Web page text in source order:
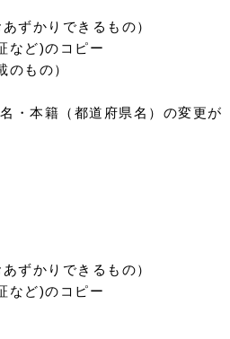
ずかりできるもの）
など)のコピー
もの）
・本籍（都道府県名）の変更が
ずかりできるもの）
など)のコピー